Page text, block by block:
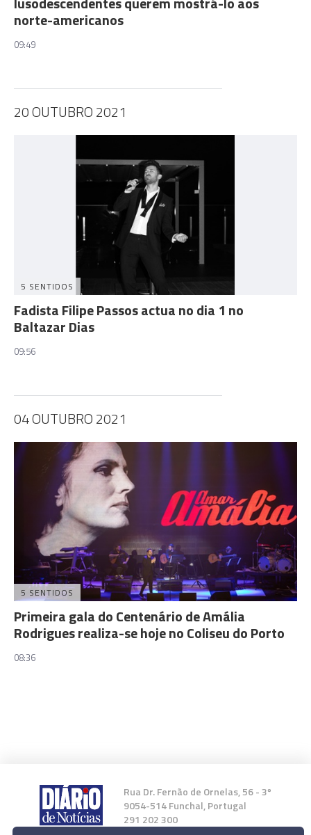
norte-americanos
09:49
20 OUTUBRO 2021
5 SENTIDOS
Fadista Filipe Passos actua no dia 1 no
Baltazar Dias
09:56
04 OUTUBRO 2021
5 SENTIDOS
Primeira gala do Centenário de Amália
Rodrigues realiza-se hoje no Coliseu do Porto
08:36
Rua Dr. Fernão de Ornelas, 56 - 3º
9054-514 Funchal, Portugal
291 202 300